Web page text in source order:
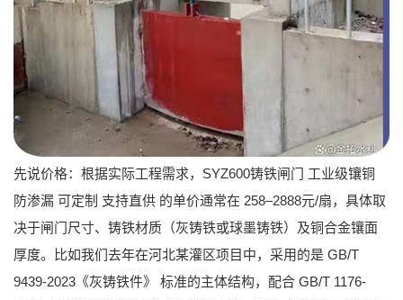
先说价格：根据实际工程需求， SYZ600铸铁闸门 工业级镶铜
防渗漏 可定制 支持直供 的单价通常在 258–2888元/扇，具体取
决于闸门尺寸、铸铁材质（灰铸铁或球墨铸铁）及铜合金镶面
厚度。比如我们去年在河北某灌区项目中，采用的是 GB/T
9439-2023《灰铸铁件》
标准的主体结构，配合 GB/T 1176-